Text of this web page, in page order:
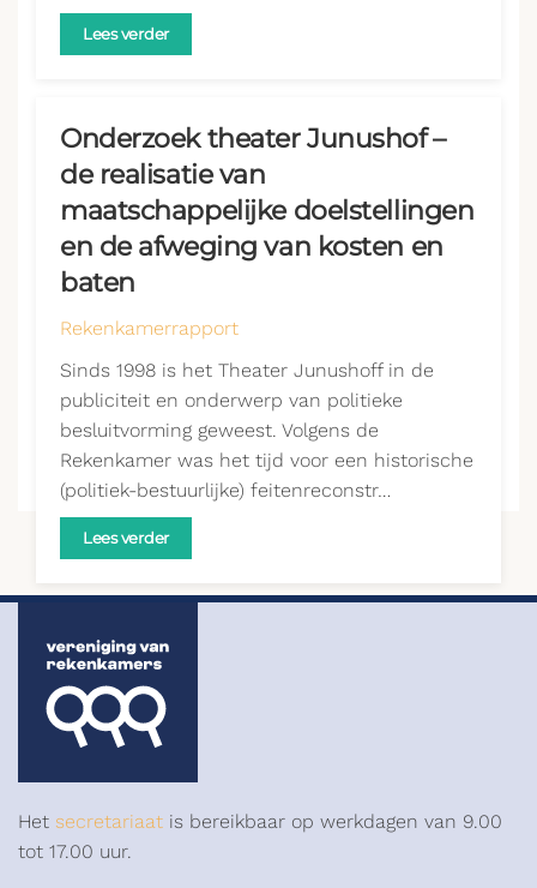
Lees verder
Onderzoek theater Junushof –
de realisatie van
maatschappelijke doelstellingen
en de afweging van kosten en
baten
Rekenkamerrapport
Sinds 1998 is het Theater Junushoff in de
publiciteit en onderwerp van politieke
besluitvorming geweest. Volgens de
Rekenkamer was het tijd voor een historische
(politiek-bestuurlijke) feitenreconstr…
Lees verder
Het secretariaat is bereikbaar op werkdagen van 9.00
tot 17.00 uur.